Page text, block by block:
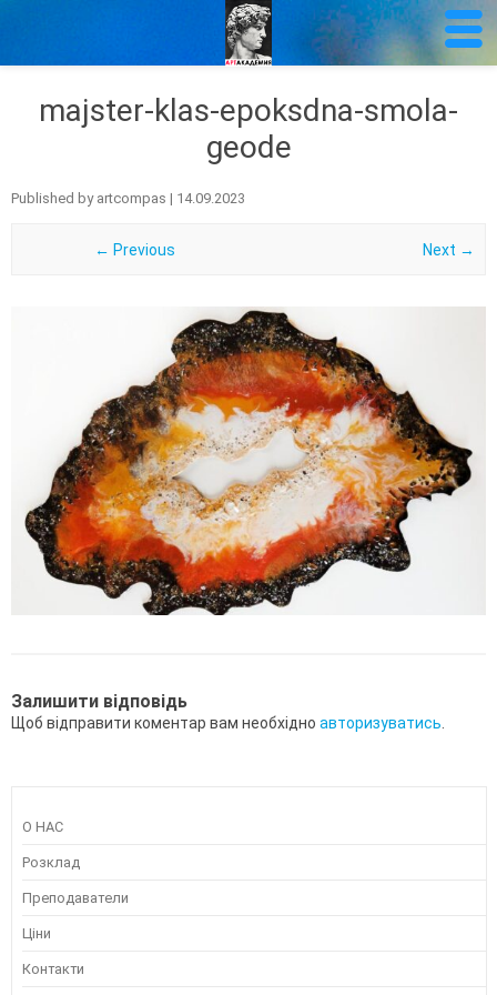
majster-klas-epoksdna-smola-
geode
Published by artcompas | 14.09.2023
← Previous Next →
Залишити відповідь
Щоб відправити коментар вам необхідно авторизуватись
О НАС
Розклад
Преподаватели
Ціни
Контакти